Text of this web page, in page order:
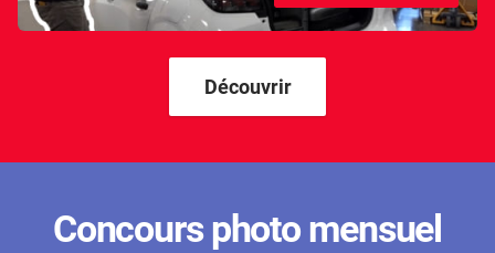
Découvrir
Concours photo mensuel